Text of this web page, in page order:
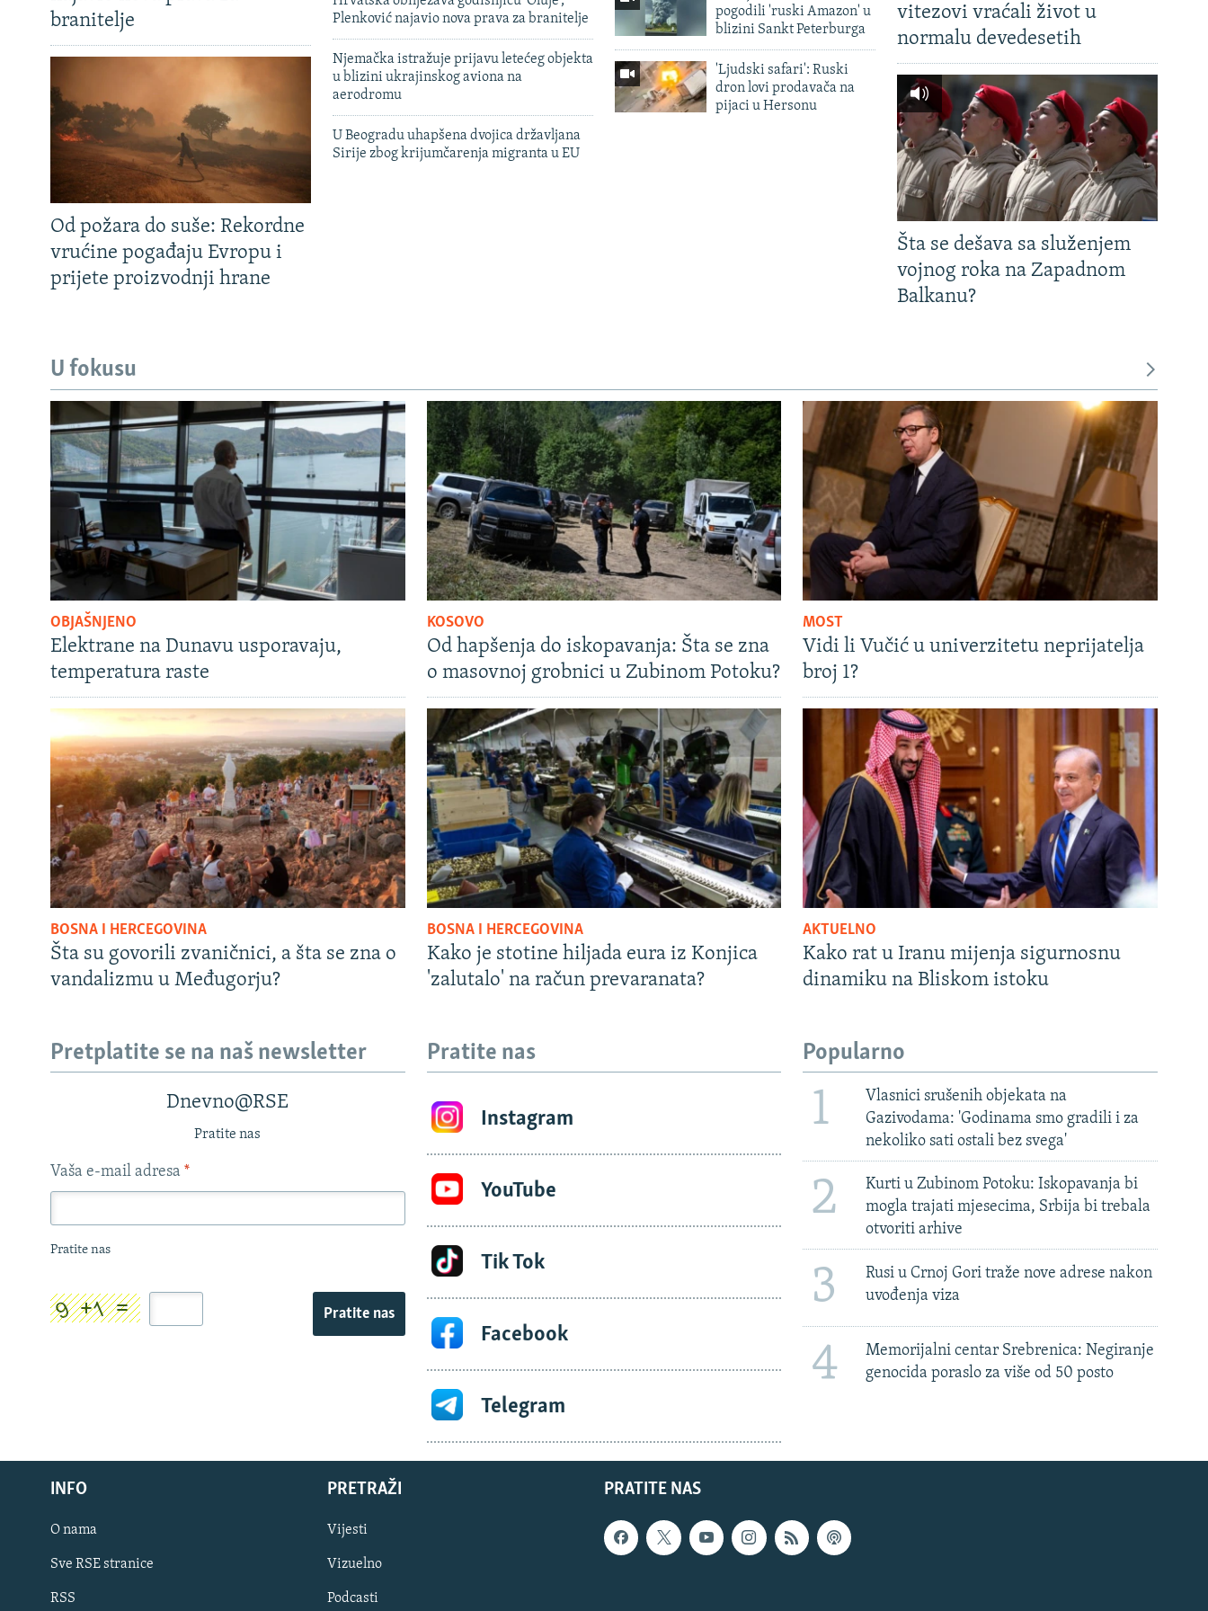
branitelje
Od požara do suše: Rekordne
vrućine pogađaju Evropu i
prijete proizvodnji hrane
Plenković najavio nova prava za branitelje
Njemačka istražuje prijavu letećeg objekta
u blizini ukrajinskog aviona na
aerodromu
U Beogradu uhapšena dvojica državljana
Sirije zbog krijumčarenja migranta u EU
pogodili 'ruski Amazon' u
blizini Sankt Peterburga
'Ljudski safari': Ruski
dron lovi prodavača na
pijaci u Hersonu
vitezovi vraćali život u
normalu devedesetih
Šta se dešava sa služenjem
vojnog roka na Zapadnom
Balkanu?
U fokusu
OBJAŠNJENO
Elektrane na Dunavu usporavaju,
temperatura raste
KOSOVO
Od hapšenja do iskopavanja: Šta se zna
o masovnoj grobnici u Zubinom Potoku?
MOST
Vidi li Vučić u univerzitetu neprijatelja
broj 1?
BOSNA I HERCEGOVINA
Šta su govorili zvaničnici, a šta se zna o
vandalizmu u Međugorju?
BOSNA I HERCEGOVINA
Kako je stotine hiljada eura iz Konjica
'zalutalo' na račun prevaranata?
AKTUELNO
Kako rat u Iranu mijenja sigurnosnu
dinamiku na Bliskom istoku
Pretplatite se na naš newsletter
Dnevno@RSE
Pratite nas
Vaša e-mail adresa *
Pratite nas
Pratite nas
Pratite nas
Instagram
YouTube
Tik Tok
Facebook
Telegram
Popularno
1
Vlasnici srušenih objekata na
Gazivodama: 'Godinama smo gradili i za
nekoliko sati ostali bez svega'
2
Kurti u Zubinom Potoku: Iskopavanja bi
mogla trajati mjesecima, Srbija bi trebala
otvoriti arhive
3
Rusi u Crnoj Gori traže nove adrese nakon
uvođenja viza
4
Memorijalni centar Srebrenica: Negiranje
genocida poraslo za više od 50 posto
PRATITE NAS
INFO
O nama
Sve RSE stranice
RSS
PRETRAŽI
Vijesti
Vizuelno
Podcasti